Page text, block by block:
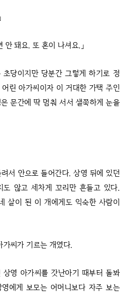
안 돼요. 또 혼이 나셔요.」
당이지만 당분간 그렇게 하기로 정
린 아가씨이자 이 거대한 가택 주인
문간에 딱 멈춰 서서 샐쭉하게 눈을
서 안으로 들어간다. 상영 뒤에 있던
도 않고 세차게 꼬리만 흔들고 있다.
살이 된 이 개에게도 익숙한 사람이
씨가 기르는 개였다.
영 아가씨를 갓난아기 때부터 돌봐
에게 보모는 어머니보다 자주 보는